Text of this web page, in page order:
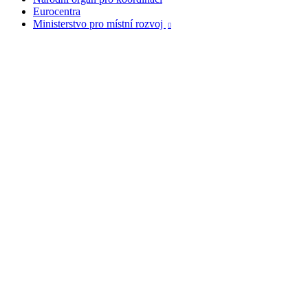
Eurocentra
Ministerstvo pro místní rozvoj
